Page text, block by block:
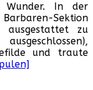
of
Wunder. In der
Sektion
ausgestattet zu
und traute